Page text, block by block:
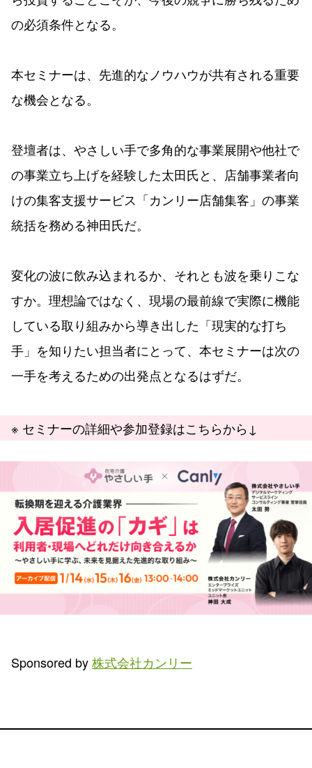
の必須条件となる。
本セミナーは、先進的なノウハウが共有される重要
な機会となる。
登壇者は、やさしい手で多角的な事業展開や他社で
の事業立ち上げを経験した太田氏と、店舗事業者向
けの集客支援サービス「カンリー店舗集客」の事業
統括を務める神田氏だ。
変化の波に飲み込まれるか、それとも波を乗りこな
すか。理想論ではなく、現場の最前線で実際に機能
している取り組みから導き出した「現実的な打ち
手」を知りたい担当者にとって、本セミナーは次の
一手を考えるための出発点となるはずだ。
※ セミナーの詳細や参加登録はこちらから↓
Sponsored by株式会社カンリー